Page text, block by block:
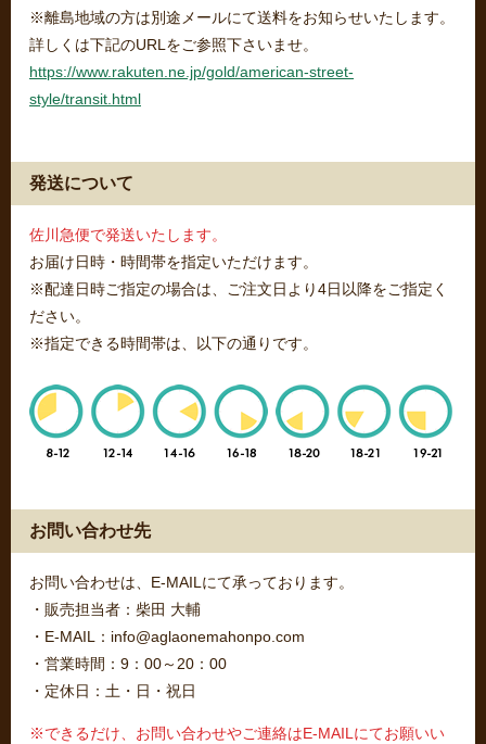
※離島地域の方は別途メールにて送料をお知らせいたします。
詳しくは下記のURLをご参照下さいませ。
https://www.rakuten.ne.jp/gold/american-street-
style/transit.html
発送について
佐川急便で発送いたします。
お届け日時・時間帯を指定いただけます。
※配達日時ご指定の場合は、ご注文日より4日以降をご指定く
ださい。
※指定できる時間帯は、以下の通りです。
お問い合わせ先
お問い合わせは、E-MAILにて承っております。
・販売担当者：柴田 大輔
・E-MAIL：info@aglaonemahonpo.com
・営業時間：9：00～20：00
・定休日：土・日・祝日
※できるだけ、お問い合わせやご連絡はE-MAILにてお願いい